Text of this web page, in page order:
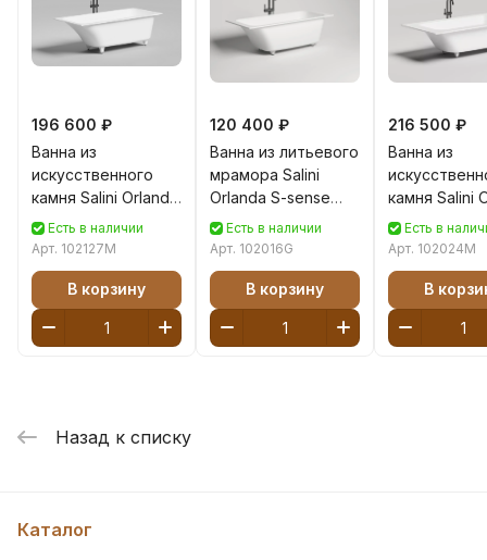
196 600 ₽
Ванна из
искусственного
камня Salini Orlanda
Kit S-Stone 170х75
102127M белая
встраиваемая
Есть в наличии
Арт. 102127M
В корзину
120 400 ₽
Ванна из литьевого
мрамора Salini
Orlanda S-sense
170х80 102016G
белая глянцевая,
Есть в наличии
Арт. 102016G
В корзину
216 500 ₽
Ванна из
камня Salini
Plus S-stone
190x100
Есть в
Арт. 102024M
В
Назад к списку
Каталог